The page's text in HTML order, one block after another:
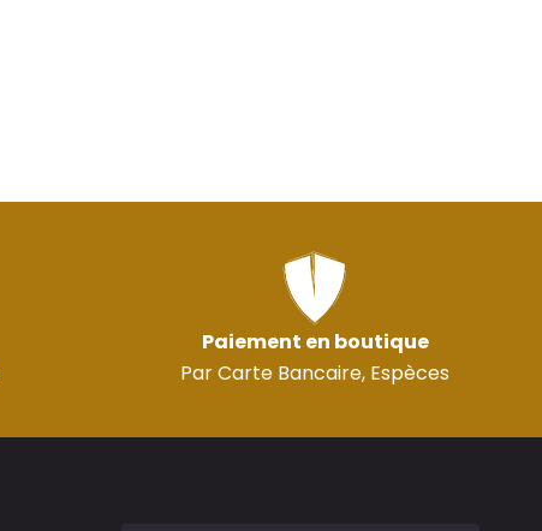
Paiement en boutique
Par Carte Bancaire, Espèces